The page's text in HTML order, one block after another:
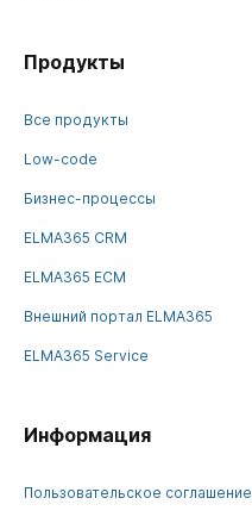
Продукты
Все продукты
Low-code
Бизнес-процессы
ELMA365 CRM
ELMA365 ECM
Внешний портал ELMA365
ELMA365 Service
Информация
Пользовательское соглашение